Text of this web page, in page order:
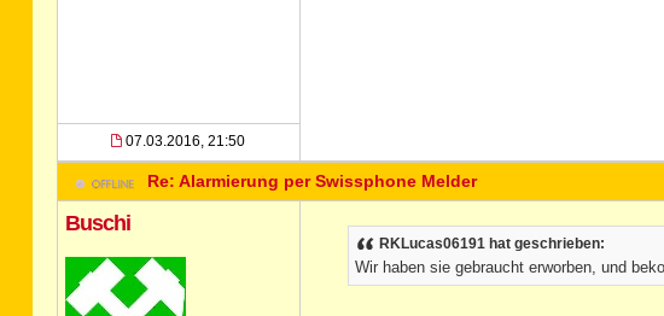
07.03.2016, 21:50
Re: Alarmierung per Swissphone Melder
Buschi
RKLucas06191 hat geschrieben:
Wir haben sie gebraucht erworben, und